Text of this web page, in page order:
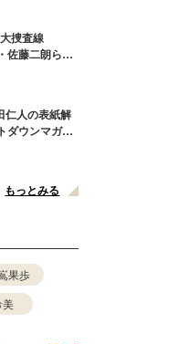
捜査線
佐藤二朗ら新
仁人の表紙解
ダウンマガジ
もっとみる
果歩
美